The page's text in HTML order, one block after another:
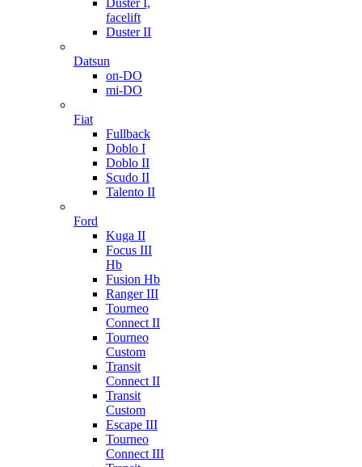
Duster I,
facelift
Duster II
Datsun
on-DO
mi-DO
Fiat
Fullback
Doblo I
Doblo II
Scudo II
Talento II
Ford
Kuga II
Focus III
Hb
Fusion Hb
Ranger III
Tourneo
Connect II
Tourneo
Custom
Transit
Connect II
Transit
Custom
Escape III
Tourneo
Connect III